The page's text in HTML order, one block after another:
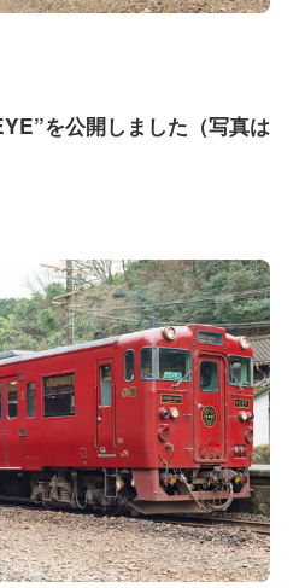
を公開しました（写真は